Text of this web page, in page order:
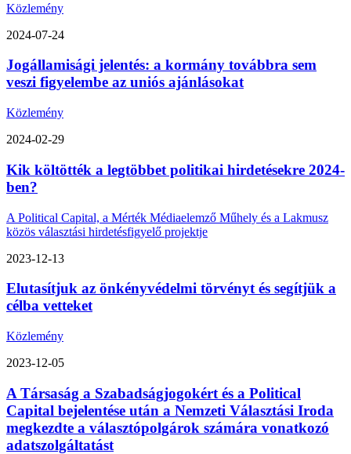
Közlemény
2024-07-24
Jogállamisági jelentés: a kormány továbbra sem
veszi figyelembe az uniós ajánlásokat
Közlemény
2024-02-29
Kik költötték a legtöbbet politikai hirdetésekre 2024-
ben?
A Political Capital, a Mérték Médiaelemző Műhely és a Lakmusz
közös választási hirdetésfigyelő projektje
2023-12-13
Elutasítjuk az önkényvédelmi törvényt és segítjük a
célba vetteket
Közlemény
2023-12-05
A Társaság a Szabadságjogokért és a Political
Capital bejelentése után a Nemzeti Választási Iroda
megkezdte a választópolgárok számára vonatkozó
adatszolgáltatást